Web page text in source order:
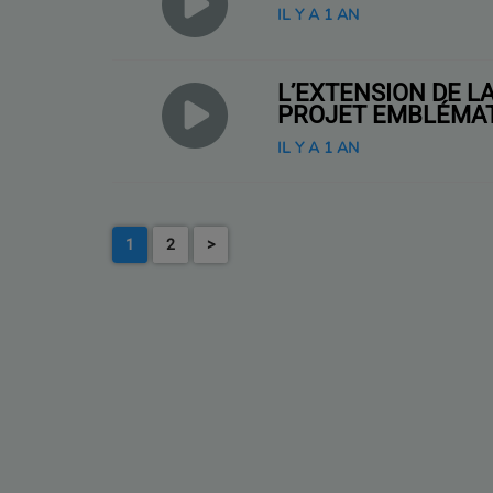
IL Y A 1 AN
L’EXTENSION DE
PROJET
IL Y A 1 AN
1 2 >